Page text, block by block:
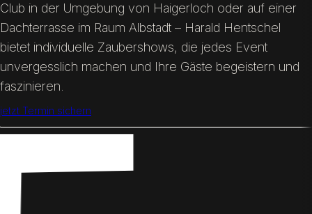
Club in der Umgebung von Haigerloch oder auf einer
Dachterrasse im Raum Albstadt – Harald Hentschel
bietet individuelle Zaubershows, die jedes Event
unvergesslich machen und Ihre Gäste begeistern und
faszinieren.
jetzt Termin sichern